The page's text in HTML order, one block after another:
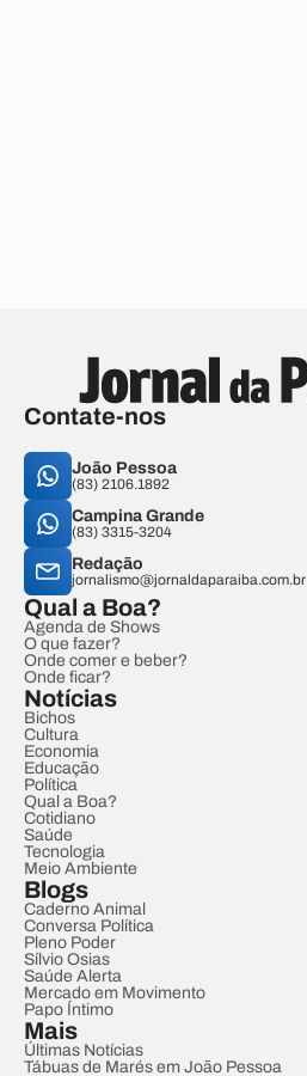
Contate-nos
João Pessoa
(83) 2106.1892
Campina Grande
(83) 3315-3204
Redação
jornalismo@jornaldaparaiba.com.br
Qual a Boa?
Agenda de Shows
O que fazer?
Onde comer e beber?
Onde ficar?
Notícias
Bichos
Cultura
Economia
Educação
Política
Qual a Boa?
Cotidiano
Saúde
Tecnologia
Meio Ambiente
Blogs
Caderno Animal
Conversa Política
Pleno Poder
Sílvio Osias
Saúde Alerta
Mercado em Movimento
Papo Íntimo
Mais
Últimas Notícias
Tábuas de Marés em João Pessoa